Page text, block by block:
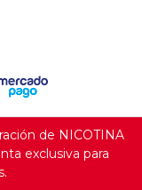
de NICOTINA
exclusiva para